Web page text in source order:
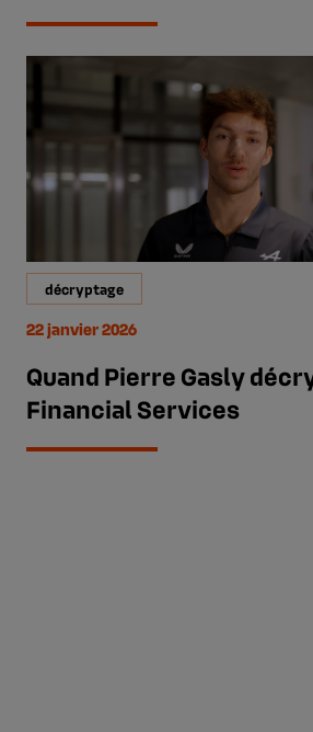
décryptage
22 janvier 2026
Quand Pierre Gasly
Financial Services